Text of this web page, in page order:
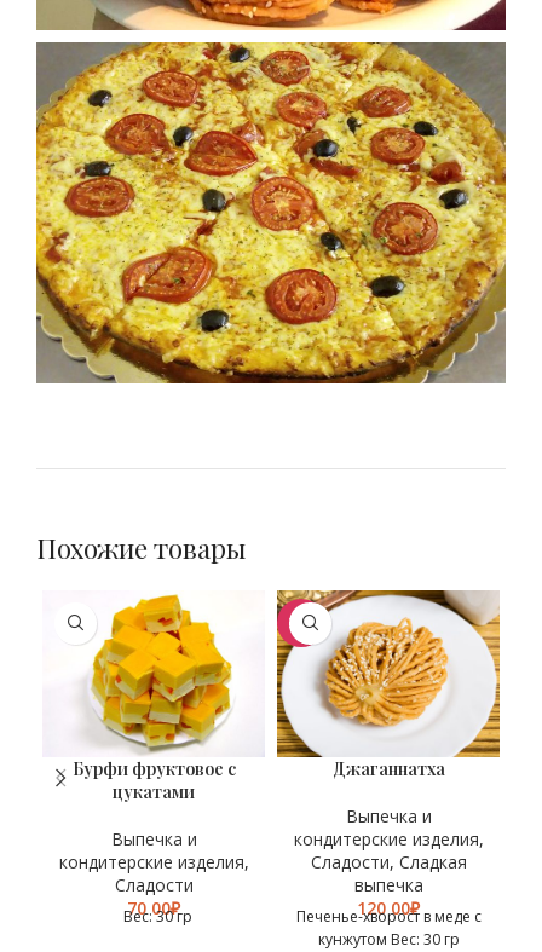
Похожие товары
ВЕС 30 гр
Бурфи фруктовое с
цукатами
Выпечка и
кондитерские изделия,
Сладости
₽
Вес: 30 гр
ХИТ
30 гр
Джаганнатха
Выпечка и
кондитерские изделия,
Сладости, Сладкая
выпечка
₽
Печенье-хворост в меде с
кунжутом Вес: 30 гр